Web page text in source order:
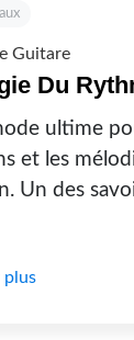
Guitare
Du
ultime
et les
Un des
plus